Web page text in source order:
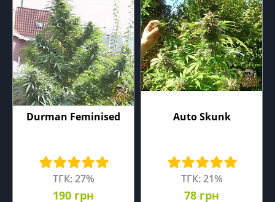
Durman Feminised
ТГК: 27%
190 грн
Auto Skunk
ТГК: 21%
78 грн